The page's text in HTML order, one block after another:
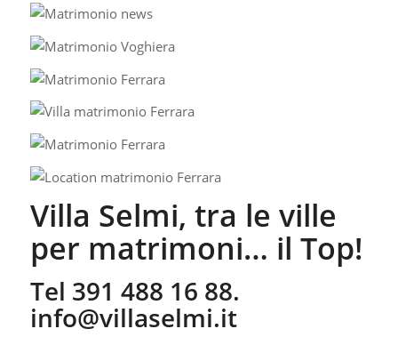
Villa Selmi, tra le ville
per matrimoni… il Top!
Tel 391 488 16 88.
info@villaselmi.it